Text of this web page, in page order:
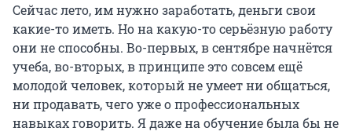
Сейчас лето, им нужно заработать, деньги свои
какие-то иметь. Но на какую-то серьёзную работу
они не способны. Во-первых, в сентябре начнётся
учеба, во-вторых, в принципе это совсем ещё
молодой человек, который не умеет ни общаться,
ни продавать, чего уже о профессиональных
навыках говорить. Я даже на обучение была бы не